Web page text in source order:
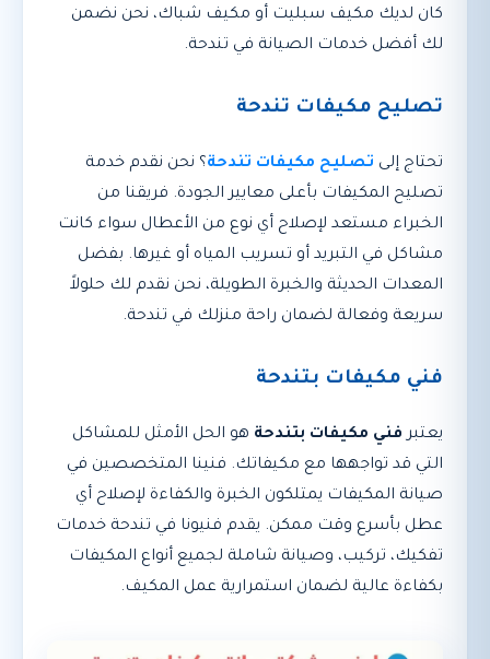
كان لديك مكيف سبليت أو مكيف شباك، نحن نضمن
لك أفضل خدمات الصيانة في تندحة.
تصليح مكيفات تندحة
تحتاج إلى تصليح مكيفات تندحة؟ نحن نقدم خدمة
تصليح المكيفات بأعلى معايير الجودة. فريقنا من
الخبراء مستعد لإصلاح أي نوع من الأعطال سواء كانت
مشاكل في التبريد أو تسريب المياه أو غيرها. بفضل
المعدات الحديثة والخبرة الطويلة، نحن نقدم لك حلولاً
سريعة وفعالة لضمان راحة منزلك في تندحة.
فني مكيفات بتندحة
يعتبر فني مكيفات بتندحة هو الحل الأمثل للمشاكل
التي قد تواجهها مع مكيفاتك. فنينا المتخصصين في
صيانة المكيفات يمتلكون الخبرة والكفاءة لإصلاح أي
عطل بأسرع وقت ممكن. يقدم فنيونا في تندحة خدمات
تفكيك، تركيب، وصيانة شاملة لجميع أنواع المكيفات
بكفاءة عالية لضمان استمرارية عمل المكيف.